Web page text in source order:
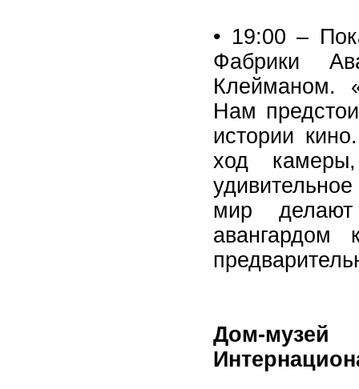
• 19:00 –
Фабрики
Клейманом.
Нам
истории
ход
мир
авангардом
Дом-